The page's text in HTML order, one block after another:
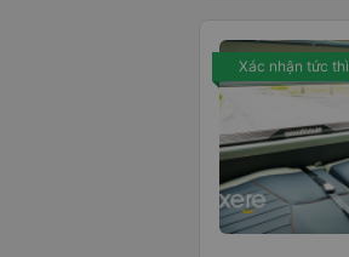
Xác nhận tức thì